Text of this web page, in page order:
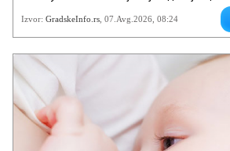
Честитамо свим срећним родитељима!
и малој деци: Едукација...
Izvor: GradskeInfo.rs , 07.Avg.2026, 08:24